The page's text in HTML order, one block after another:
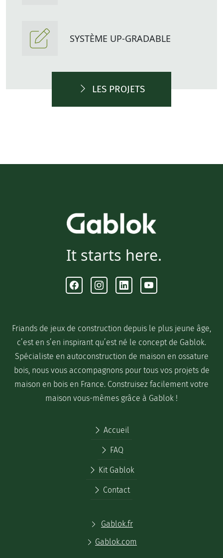
SYSTÈME UP-GRADABLE
LES PROJETS
It starts here.
FacebookInstagramLinkedinYoutube
Friands de jeux de construction depuis le plus jeune âge,
c’est en s’en inspirant qu’est né le concept de Gablok.
Spécialiste en autoconstruction de maison en ossature
bois, nous vous accompagnons pour tous vos projets de
maison en bois en France. Construisez facilement votre
maison vous-mêmes grâce à Gablok !
Accueil
FAQ
Kit Gablok
Contact
Gablok.fr
Gablok.com